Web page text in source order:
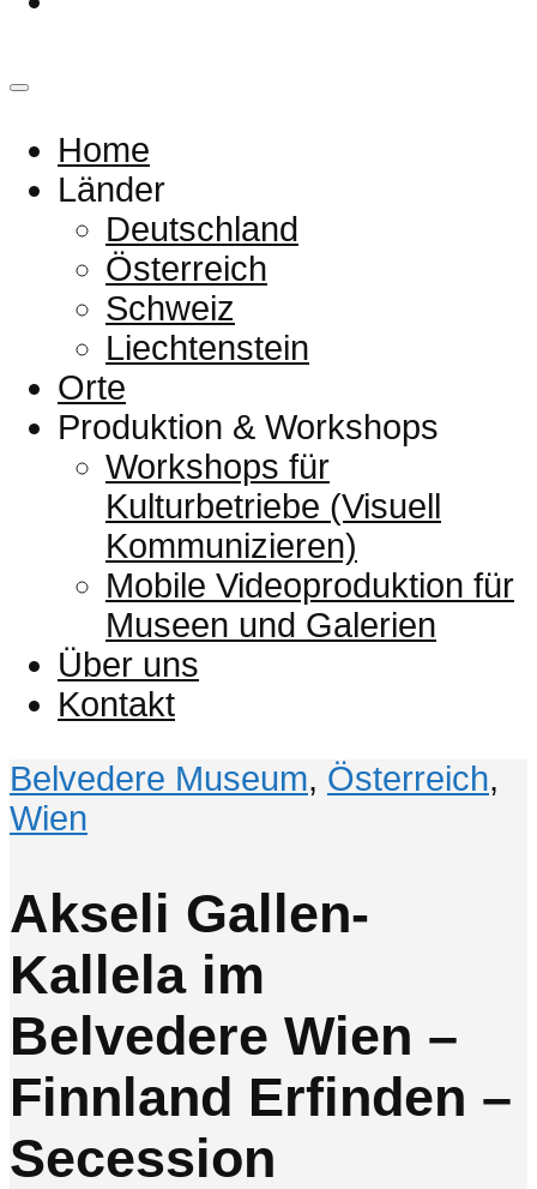
Home
Länder
Deutschland
Österreich
Schweiz
Liechtenstein
Orte
Produktion & Workshops
Workshops für
Kulturbetriebe (Visuell
Kommunizieren)
Mobile Videoproduktion für
Museen und Galerien
Über uns
Kontakt
Belvedere Museum, Österreich,
Wien
Akseli Gallen-
Kallela im
Belvedere Wien –
Finnland Erfinden –
Secession